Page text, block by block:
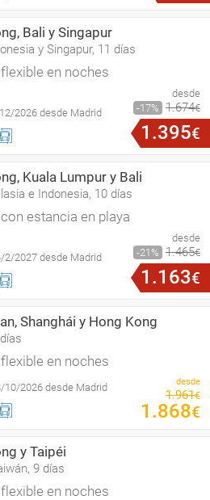
Bali y Singapur
y Singapur, 11 días
en noches
2026 desde Madrid
desde
17
1.674€
1 .395€
Kuala Lumpur y Bali
e Indonesia, 10 días
estancia en playa
2/2027 desde Madrid
desde
21
1.465€
1 .163€
Shanghái y Hong Kong
en noches
10/2026 desde Madrid desde
1.961€
1 .868€
y Taipéi
9 días
en noches